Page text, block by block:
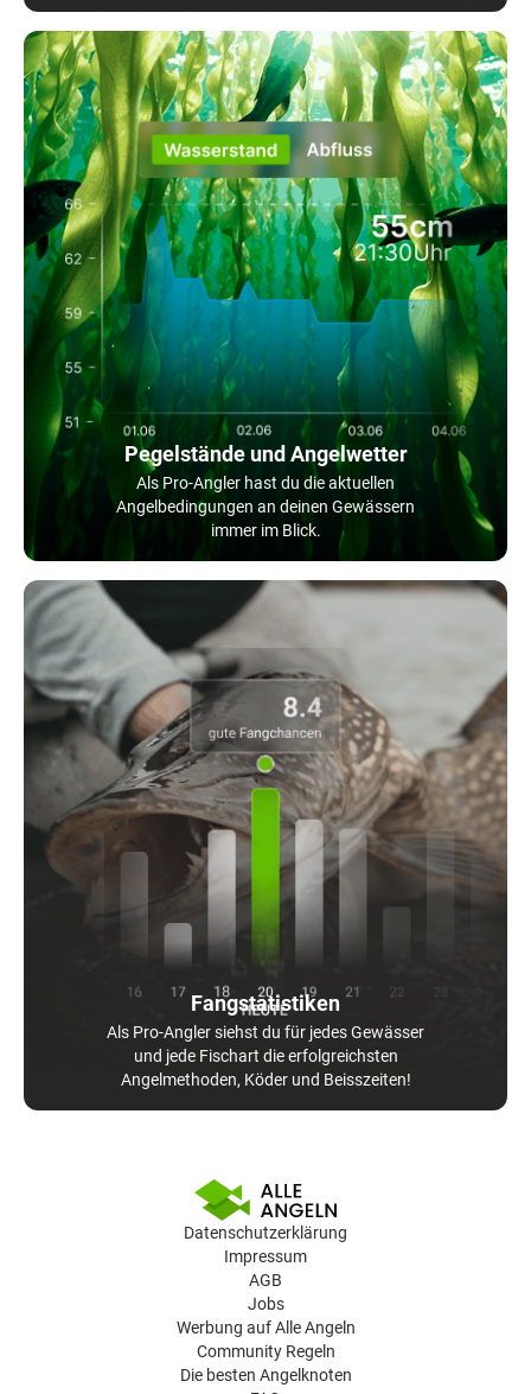
Pegelstände und Angelwetter
Als Pro-Angler hast du die aktuellen
Angelbedingungen an deinen Gewässern
immer im Blick.
Fangstatistiken
Als Pro-Angler siehst du für jedes Gewässer
und jede Fischart die erfolgreichsten
Angelmethoden, Köder und Beisszeiten!
Datenschutzerklärung
Impressum
AGB
Jobs
Werbung auf Alle Angeln
Community Regeln
Die besten Angelknoten